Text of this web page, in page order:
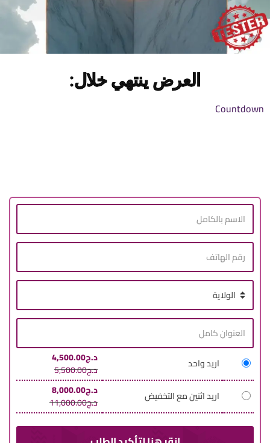
العرض ينتهي خلال:
Countdown
اريد واحد د.ج4,500.00
د.ج5,500.00
اريد اثنين مع التخفيض
د.ج8,000.00
د.ج11,000.00